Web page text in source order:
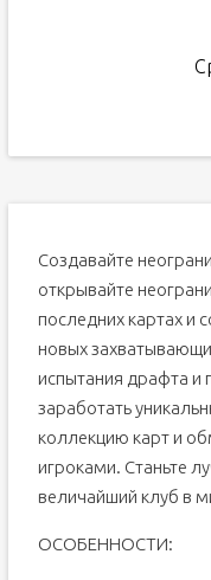
Создавайте
открывайте
последних картах и
новых
испытания драфта
заработать
коллекцию карт и
игроками. Станьте
величайший клуб в
ОСОБЕННОСТИ: